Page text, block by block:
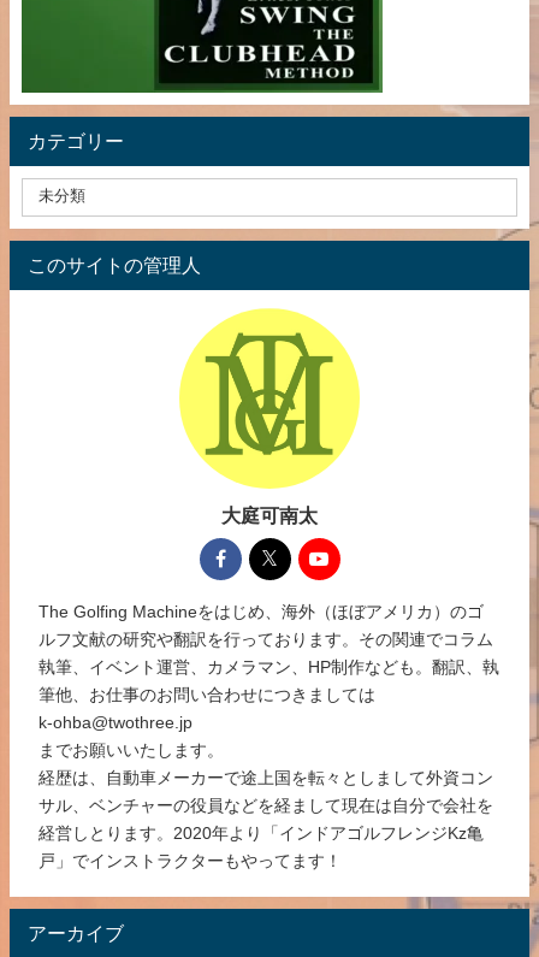
カテゴリー
このサイトの管理人
大庭可南太
The Golfing Machineをはじめ、海外（ほぼアメリカ）のゴ
ルフ文献の研究や翻訳を行っております。その関連でコラム
執筆、イベント運営、カメラマン、HP制作なども。翻訳、執
筆他、お仕事のお問い合わせにつきましては
k-ohba@twothree.jp
までお願いいたします。
経歴は、自動車メーカーで途上国を転々としまして外資コン
サル、ベンチャーの役員などを経まして現在は自分で会社を
経営しとります。2020年より「インドアゴルフレンジKz亀
戸」でインストラクターもやってます！
アーカイブ